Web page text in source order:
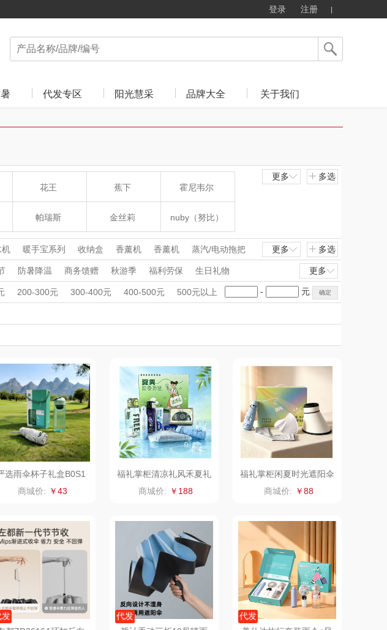
登录 注册
代发专区 阳光慧采 品牌大全 关于我们
花王 蕉下 霍尼韦尔
帕瑞斯 金丝莉 nuby（努比）
利仁 肖邦 爱华仕
longde龙的 Westinghouse美 UCHINO内野
理商）
片仔癀 山本 新秀丽
HOLOHOLO 途柏丽TOBERLIR momo（杯壶）
匠心萌宠 YOTTOY 西屋（运动户外）
宝堂马氏铺子 蔬果园（代理商） DGI
伯纳德 元朗荣华
百草味（代理商） LUING BOX 立白（包销款）
京意之选 锦礼
SWISS MILITARY 罗莱超柔床品 润心
更多 多选
机 暖手宝系列 收纳盒 香薰机 香薰机
蒸汽/电动拖把
除螨仪 除湿机 除湿机 烘鞋器/烘干机
烘鞋器/烘干机
净化除味
机器人 挂烫机/电熨斗 挂烫机/电熨斗 小夜灯 雨伞雨具
更多 多选
防暑降温 商务馈赠 秋游季 福利劳保
生日礼物
业季礼品 开门红专区 伴手礼盒 会议礼品
国潮文创
品 酒店旅游 高校礼品 女神节 奶企礼品
银行礼品
礼品 进店礼 情人节 七夕节 建党节 圣诞节
教师节
重阳节
更多
200-300元 300-400元 400-500元 500元以上 - 元
选雨伞杯子礼盒B0S1
商城价: ￥43
福礼掌柜清凉礼风禾夏礼
防暑防晒礼盒
商城价: ￥188
福礼掌柜闲夏时光遮阳伞
防晒帽袖套组合套装
商城价: ￥88
发
代发
代发